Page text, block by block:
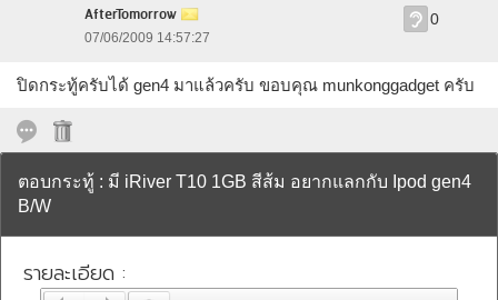
AfterTomorrow
07/06/2009 14:57:27
0
ปิดกระทู้ครับได้ gen4 มาแล้วครับ ขอบคุณ munkonggadget ครับ
ตอบกระทู้ : มี iRiver T10 1GB สีส้ม อยากแลกกับ Ipod gen4
B/W
รายละเอียด :